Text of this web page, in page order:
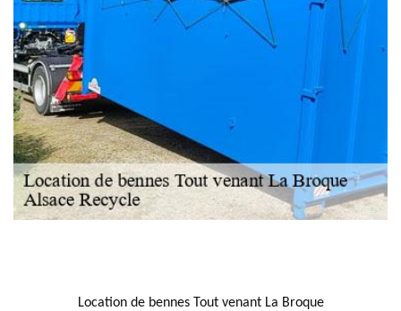
Location de bennes Tout venant La Broque